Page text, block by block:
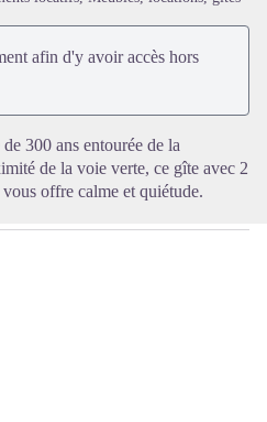
Voir l'image en plein écran
afin d'y avoir accès hors
300 ans entourée de la
de la voie verte, ce gîte avec 2
offre calme et quiétude.